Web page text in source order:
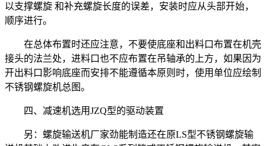
以支撑螺旋 和补充螺旋长度的误差，安装时应从头部开始，
顺序进行。
在总体布置时还应注意，不要使底座和出料口布置在机壳
接头的法兰处，进料口也不应布置在吊轴承的上方，如果因为
开出料口影响底座而安排不能遵循本原则时，使用单位应绘制
不锈钢螺旋机总图。
四、减速机选用JZQ型的驱动装置
另：螺旋输送机厂家劲能制造还在原LS型不锈钢螺旋输